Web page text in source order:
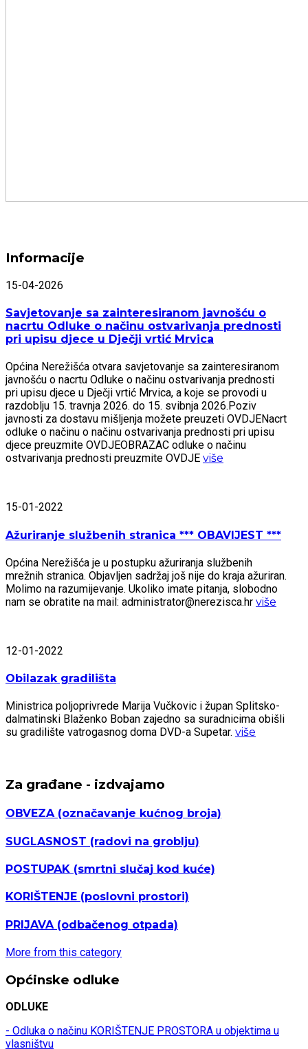
Informacije
15-04-2026
Savjetovanje sa zainteresiranom javnošću o
nacrtu Odluke o načinu ostvarivanja prednosti
pri upisu djece u Dječji vrtić Mrvica
Općina Nerežišća otvara savjetovanje sa zainteresiranom
javnošću o nacrtu Odluke o načinu ostvarivanja prednosti
pri upisu djece u Dječji vrtić Mrvica, a koje se provodi u
razdoblju 15. travnja 2026. do 15. svibnja 2026.Poziv
javnosti za dostavu mišljenja možete preuzeti OVDJENacrt
odluke o načinu o načinu ostvarivanja prednosti pri upisu
djece preuzmite OVDJEOBRAZAC odluke o načinu
ostvarivanja prednosti preuzmite OVDJE više
15-01-2022
Ažuriranje službenih stranica *** OBAVIJEST ***
Općina Nerežišća je u postupku ažuriranja službenih
mrežnih stranica. Objavljen sadržaj još nije do kraja ažuriran.
Molimo na razumijevanje. Ukoliko imate pitanja, slobodno
nam se obratite na mail: administrator@nerezisca.hr više
12-01-2022
Obilazak gradilišta
Ministrica poljoprivrede Marija Vučkovic i župan Splitsko-
dalmatinski Blaženko Boban zajedno sa suradnicima obišli
su gradilište vatrogasnog doma DVD-a Supetar. više
Za građane - izdvajamo
OBVEZA(označavanje kućnog broja)
SUGLASNOST (radovi na groblju)
POSTUPAK (smrtni slučaj kod kuće)
KORIŠTENJE (poslovni prostori)
PRIJAVA (odbačenog otpada)
More from this category
Općinske odluke
ODLUKE
- Odluka o načinu KORIŠTENJE PROSTORA u objektima u
vlasništvu